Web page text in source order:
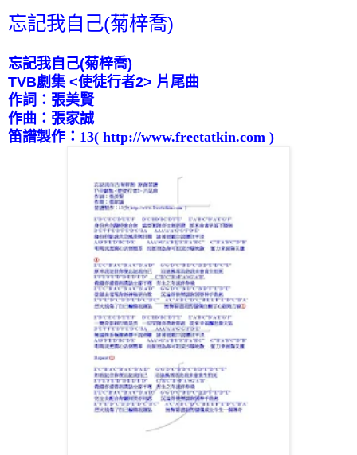
忘記我自己(菊梓喬)
忘記我自己(菊梓喬)
TVB劇集 <使徒行者2> 片尾曲
作詞：張美賢
作曲：張家誠
笛譜製作 ： 13( http://www.freetatkin.com )